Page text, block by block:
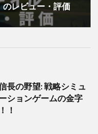
レビュー・評価
長の野望: 戦略シミュ
ションゲームの金字
！